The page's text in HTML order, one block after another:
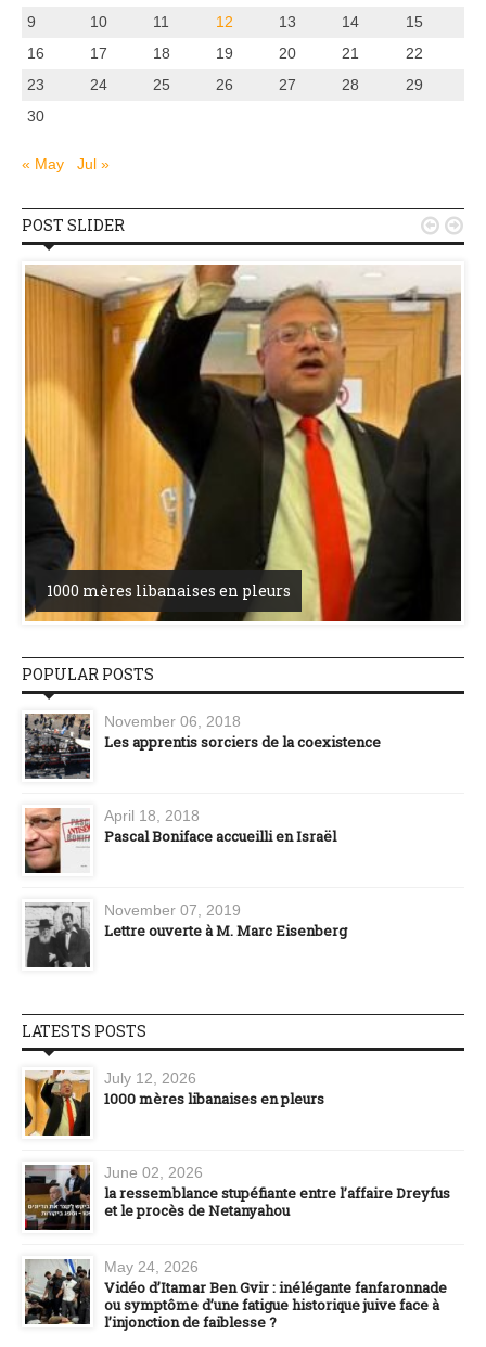
9
10 11 12 13 14
15
16
17 18 19 20 21
22
23
24 25 26 27 28
29
30
« May Jul »
POST SLIDER
1000 mères libanaises en pleurs
 
POPULAR POSTS
November 06, 2018
Les apprentis sorciers de la coexistence
April 18, 2018
Pascal Boniface accueilli en Israël
November 07, 2019
Lettre ouverte à M. Marc Eisenberg
LATESTS POSTS
July 12, 2026
1000 mères libanaises en pleurs
June 02, 2026
la ressemblance stupéfiante entre l’affaire Dreyfus
et le procès de Netanyahou
May 24, 2026
Vidéo d’Itamar Ben Gvir : inélégante fanfaronnade
ou symptôme d’une fatigue historique juive face à
l’injonction de faiblesse ?